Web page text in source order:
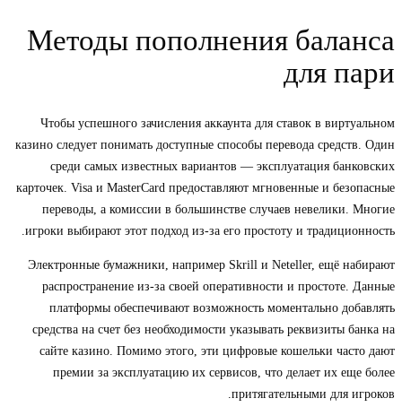
Методы пополнения баланса
для пари
Чтобы успешного зачисления аккаунта для ставок в виртуальном
казино следует понимать доступные способы перевода средств. Один
среди самых известных вариантов — эксплуатация банковских
карточек. Visa и MasterCard предоставляют мгновенные и безопасные
переводы, а комиссии в большинстве случаев невелики. Многие
игроки выбирают этот подход из-за его простоту и традиционность.
Электронные бумажники, например Skrill и Neteller, ещё набирают
распространение из-за своей оперативности и простоте. Данные
платформы обеспечивают возможность моментально добавлять
средства на счет без необходимости указывать реквизиты банка на
сайте казино. Помимо этого, эти цифровые кошельки часто дают
премии за эксплуатацию их сервисов, что делает их еще более
притягательными для игроков.